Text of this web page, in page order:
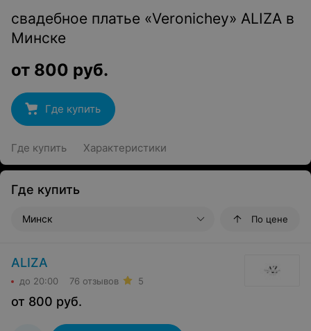
свадебное платье «Veronichey» ALIZA в
Минске
от 800 руб.
Где купить
Где купить Характеристики
Где купить
Минск По цене
ALIZA
до 20:00 76 отзывов 5
от 800 руб.